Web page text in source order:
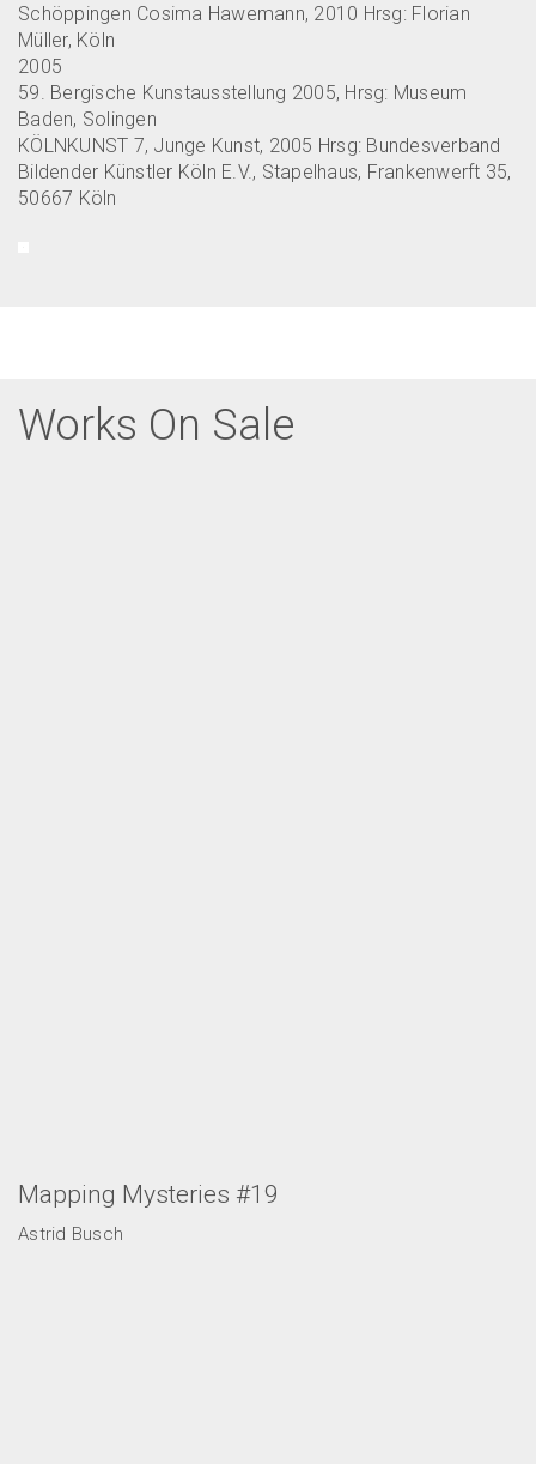
Schöppingen Cosima Hawemann, 2010 Hrsg: Florian
Müller, Köln
2005
59. Bergische Kunstausstellung 2005, Hrsg: Museum
Baden, Solingen
KÖLNKUNST 7, Junge Kunst, 2005 Hrsg: Bundesverband
Bildender Künstler Köln E.V., Stapelhaus, Frankenwerft 35,
50667 Köln
Works On Sale
Mapping Mysteries #19
Astrid Busch